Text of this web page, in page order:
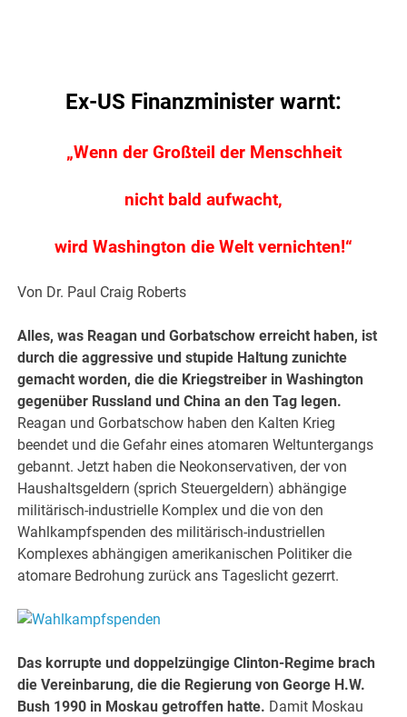
Ex-US Finanzminister warnt:
„Wenn der Großteil der Menschheit
nicht bald aufwacht,
wird Washington die Welt vernichten!“
Von Dr. Paul Craig Roberts
Alles, was Reagan und Gorbatschow erreicht haben, ist
durch die aggressive und stupide Haltung zunichte
gemacht worden, die die Kriegstreiber in Washington
gegenüber Russland und China an den Tag legen.
Reagan und Gorbatschow haben den Kalten Krieg
beendet und die Gefahr eines atomaren Weltuntergangs
gebannt. Jetzt haben die Neokonservativen, der von
Haushaltsgeldern (sprich Steuergeldern) abhängige
militärisch-industrielle Komplex und die von den
Wahlkampfspenden des militärisch-industriellen
Komplexes abhängigen amerikanischen Politiker die
atomare Bedrohung zurück ans Tageslicht gezerrt.
Das korrupte und doppelzüngige Clinton-Regime brach
die Vereinbarung, die die Regierung von George H.W.
Bush 1990 in Moskau getroffen hatte. Damit Moskau